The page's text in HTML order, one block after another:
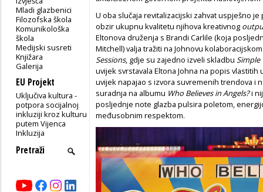
Mladi glazbenici
Filozofska škola
Komunikološka
škola
Medijski susreti
Knjižara
Galerija
EU Projekt
Uključiva kultura -
potpora socijalnoj
inkluziji kroz kulturu
putem Vijenca
Inkluzija
U oba slučaja revitalizacijski zahvat uspješno
obzir ukupnu kvalitetu njihova kreativnog
Eltonova druženja s Brandi Carlile (koja
Mitchell) valja tražiti na Johnovu
Sessions, gdje su zajedno izveli skladbu Simple
uvijek svrstavala Eltona Johna na popis
uvijek napajao s izvora suvremenih trendova i
suradnja na albumu Who Believes in Angels?i
posljednje note glazba pulsira poletom,
međusobnim respektom.